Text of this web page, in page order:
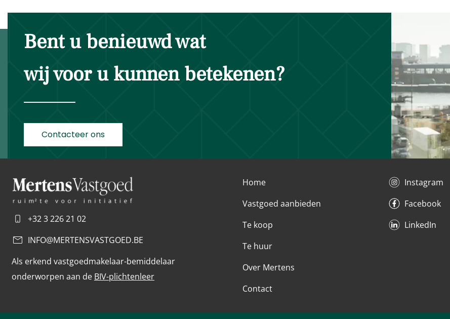
Bent u benieuwd wat
wij voor u kunnen betekenen?
Contacteer ons
+32 3 226 21 02
INFO@MERTENSVASTGOED.BE
Als erkend vastgoedmakelaar-bemiddelaar
onderworpen aan de BIV-plichtenleer
Home
Vastgoed aanbieden
Te koop
Te huur
Over Mertens
Contact
Instagram
Facebook
LinkedIn